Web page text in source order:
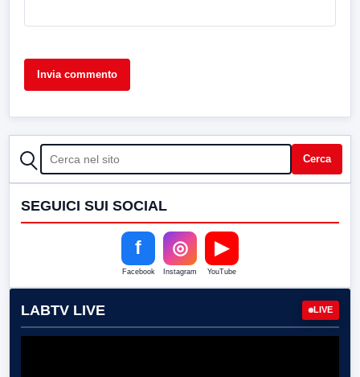
CERCA Cerca
SEGUICI SUI SOCIAL
f
Facebook
◎
Instagram
▶
YouTube
LABTV LIVE LIVE